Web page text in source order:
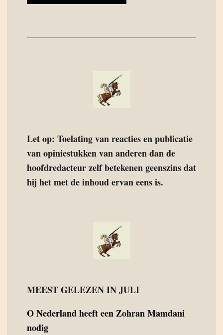
Let op: Toelating van reacties en publicatie
van opiniestukken van anderen dan de
hoofdredacteur zelf betekenen geenszins dat
hij het met de inhoud ervan eens is.
MEEST GELEZEN IN JULI
ONederland heeft een Zohran Mamdani
nodig